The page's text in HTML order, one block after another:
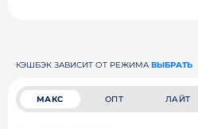
КЭШБЭК ЗАВИСИТ ОТ РЕЖИМА ВЫБРАТЬ
МАКС ОПТ ЛАЙТ